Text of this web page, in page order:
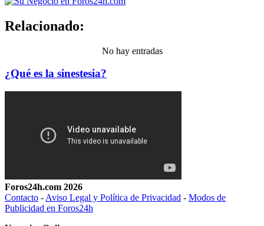
Relacionado:
No hay entradas
¿Qué es la sinestesia?
Foros24h.com 2026
Contacto - Aviso Legal y Política de Privacidad - Modos de
Publicidad en Foros24h